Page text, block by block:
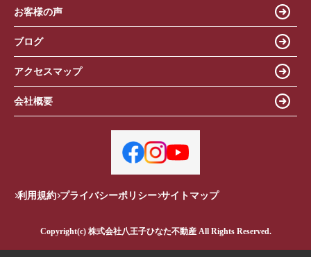
お客様の声
ブログ
アクセスマップ
会社概要
利用規約 プライバシーポリシー サイトマップ
Copyright(c) 株式会社八王子ひなた不動産 All Rights Reserved.